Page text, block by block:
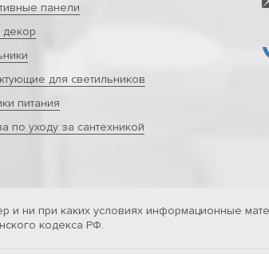
панели
для светильников
питания
по уходу за сантехникой
и ни при каких условиях информационные
кодекса РФ.